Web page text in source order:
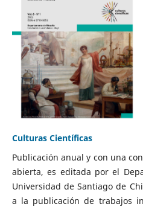
Culturas Científicas
Publicación anual y con una
abierta, es editada por el
Universidad de Santiago de
a la publicación de trabajos